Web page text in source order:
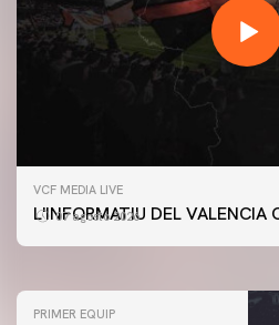
VCF MEDIA LIVE
L'INFORMATIU DEL
07 agosto 2026
PRIMER EQUIP
ENTRENAMENT DEL
PRIMER EQUIP